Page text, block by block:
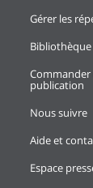
Gérer les
Bibliothèque
publication
Nous suivre
Aide et
Espace